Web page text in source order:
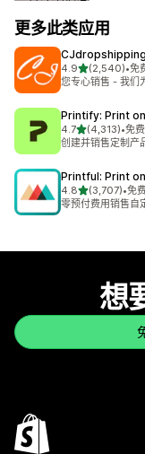
更多此类应用
4.9星（满分 5 星
(2,540)
总共 2540 条评论
•免
您专心销售 - 我们
Printify: Print
4.7星（满分 5 星）
(4,313)
总共 4313 条评论
•免
创建并销售定制产
Printful: Print
4.8星（满分 5 星
(3,707)
总共 3707 条评论
•免
零预付费用销售自
想